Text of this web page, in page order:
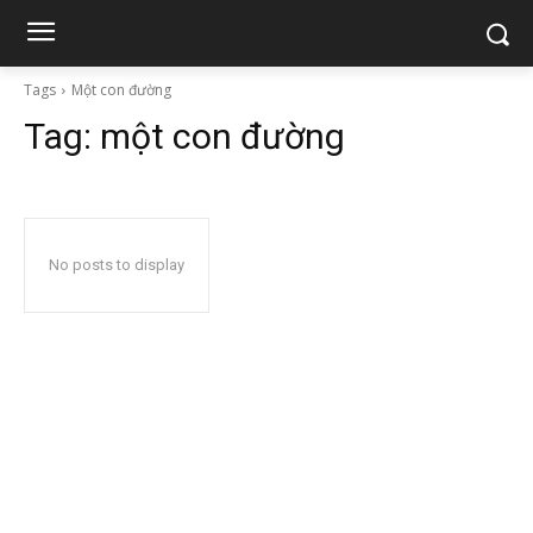
Tags Một con đường
Tag: một con đường
No posts to display